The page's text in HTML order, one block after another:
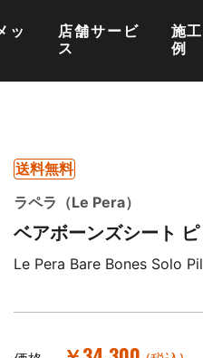
ッ
店舗サービ
ス
施
例
送料無料
ラペラ（Le Pera）
ベアボーンズシート
Le Pera Bare Bones Solo